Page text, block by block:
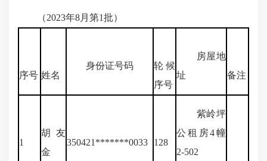
（2023年8月第1批）
序号 姓名
身份证号码
轮候
序号
房屋地
址
备注
1
胡友
金
350421*******0033 128
紫岭坪
公租房4幢
2-502